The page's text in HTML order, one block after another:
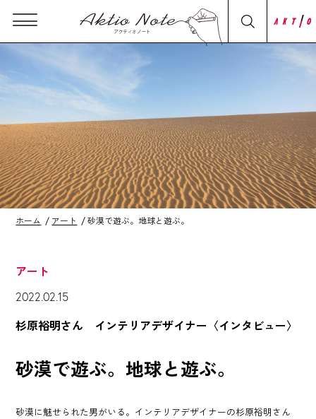
ホーム アート 砂漠で遊ぶ。地球と遊ぶ。
アート
2022.02.15
杉原裕明さん インテリアデザイナー〈インタビュー〉
砂漠で遊ぶ。地球と遊ぶ。
砂漠に魅せられた男がいる。インテリアデザイナーの杉原裕明さん